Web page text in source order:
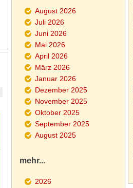
August 2026
Juli 2026
Juni 2026
Mai 2026
April 2026
März 2026
Januar 2026
Dezember 2025
November 2025
Oktober 2025
September 2025
August 2025
mehr...
2026